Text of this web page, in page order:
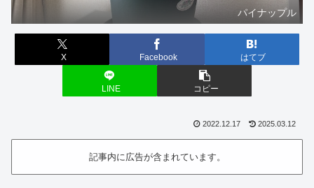
パイナップル
X Facebook はてブ
LINE コピー
2022.12.17 2025.03.12
記事内に広告が含まれています。